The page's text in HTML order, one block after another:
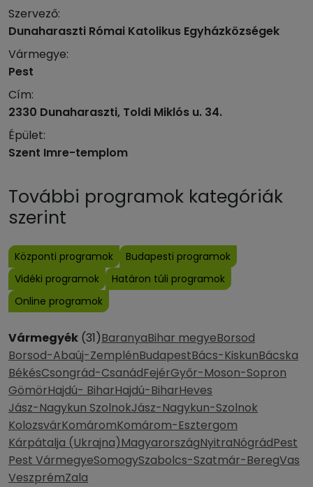
Szervező:
Dunaharaszti Római Katolikus Egyházközségek
Vármegye:
Pest
Cím:
2330 Dunaharaszti, Toldi Miklós u. 34.
Épület:
Szent Imre-templom
További programok kategóriák
szerint
Központi programok
Budapesti programok
Vidéki programok
Határon túli programok
Online programok
Vármegyék (31)BaranyaBihar megyeBorsod
Borsod-Abaúj-ZemplénBudapestBács-KiskunBácska
BékésCsongrád-CsanádFejérGyőr-Moson-Sopron
GömörHajdú- BiharHajdú-BiharHeves
Jász-Nagykun SzolnokJász-Nagykun-Szolnok
KolozsvárKomáromKomárom-Esztergom
Kárpátalja (Ukrajna)MagyarországNyitraNógrádPest
Pest VármegyeSomogySzabolcs-Szatmár-BeregVas
VeszprémZala